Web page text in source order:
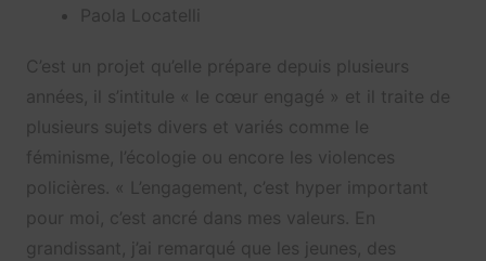
Paola Locatelli
C’est un projet qu’elle prépare depuis plusieurs
années, il s’intitule « le cœur engagé » et il traite de
plusieurs sujets divers et variés comme le
féminisme, l’écologie ou encore les violences
policières. « L’engagement, c’est hyper important
pour moi, c’est ancré dans mes valeurs. En
grandissant, j’ai remarqué que les jeunes, des